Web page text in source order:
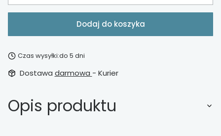
Dodaj do koszyka
Czas wysyłki:do 5 dni
Dostawa darmowa - Kurier
Opis produktu